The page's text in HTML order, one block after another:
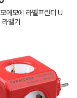
에모에 라벨프린터 U
벨기